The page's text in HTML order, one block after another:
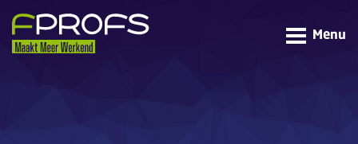
Menu